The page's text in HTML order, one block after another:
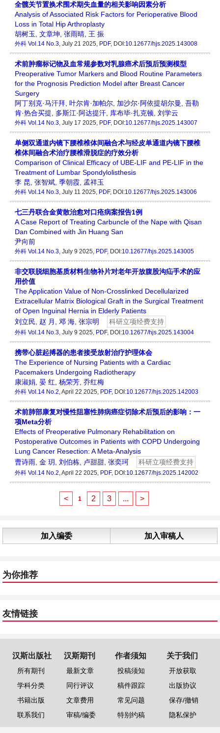
全髋关节置换术围术期失血量的相关影响因素分析
Analysis of Associated Risk Factors for Perioperative Blood
Loss in Total Hip Arthroplasty
胡树玉, 文章坤, 张雨晴, 王 振
外科 Vol.14 No.3, July 21 2025, PDF, DOI:10.12677/hjs.2025.143008
术前肿瘤标记物及血常规参数对乳腺癌术后预后预测模型
Preoperative Tumor Markers and Blood Routine Parameters
for the Prognosis Prediction Model after Breast Cancer
Surgery
阿丁别克·马汗拜, 叶尔肯·加帕尔, 加沙尔·阿依提胡尔曼, 吾勒
肯·热合买提, 多斯江·阿达提汗, 库布毕·扎克顿, 刘学云
外科 Vol.14 No.3, July 17 2025, PDF, DOI:10.12677/hjs.2025.143007
单侧双通道内镜下腰椎椎体间融合术与经皮单通道内镜下腰椎
椎体间融合术治疗腰椎滑脱症的疗效分析
Comparison of Clinical Efficacy of UBE-LIF and PE-LIF in the
Treatment of Lumbar Spondylolisthesis
李 昆, 张智斌, 季朝霞, 孟祥玉
外科 Vol.14 No.3, July 11 2025, PDF, DOI:10.12677/hjs.2025.143006
七三丹联合金黄散治愈对口疮病案报告1例
A Case Report of Treating Carbuncle of the Nape with Qisan
Dan Combined with Jin Huang San
尹向前
外科 Vol.14 No.3, July 9 2025, PDF, DOI:10.12677/hjs.2025.143005
非交联脱细胞基质材料生物补片对老年开放腹股沟疝手术的应
用价值
The Application Value of Non-Crosslinked Decellularized
Extracellular Matrix Biological Graft in the Surgical Treatment
of Open Inguinal Hernia in Elderly Patients
刘立民, 赵 月 , 邓 海, 张宗明 科研立项经费支持
外科 Vol.14 No.3, July 9 2025, PDF, DOI:10.12677/hjs.2025.143004
携带心脏起搏器的患者接受放射治疗护理体会
The Experience of Nursing Patients with a Cardiac
Pacemakers Undergoing Radiotherapy
康淑娟, 晏 红, 杨荣芳, 乔红梅
外科 Vol.14 No.2, April 22 2025, PDF, DOI:10.12677/hjs.2025.142003
术前肺部康复对慢性阻塞性肺病癌症切除术后预后的影响：一
项Meta分析
Effects of Preoperative Pulmonary Rehabilitation on
Postoperative Outcomes in Patients with COPD Undergoing
Lung Cancer Resection: A Meta-Analysis
曹诗雨, 金 玥, 刘伯栋, 卢甜甜, 张奕珂 科研立项经费支持
外科 Vol.14 No.2, April 22 2025, PDF, DOI:10.12677/hjs.2025.142002
< 1 2 3 ... >
加入编委 加入审稿人
为你推荐
友情链接
汉斯出版社
所有期刊
学科分类
书籍出版
联系我们
汉斯期刊
最新文章
同行评议
文章费用
审稿/编委
作者须知
投稿须知
稿件跟踪
常见问题
特别约稿
关于我们
开放获取
出版协议
保存/撤销
隐私保护